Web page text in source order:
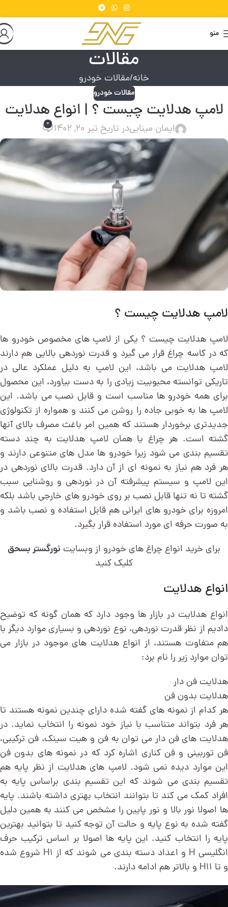
منو
مقالات
خانه مقالات خودرو
مقالات خودرو
لامپ هدلایت چیست ؟ | انواع هدلایت
ایمان میناییدر تاریخ تیر 20, 1402 0
لامپ هدلایت چیست ؟
لامپ هدلایت چیست ؟ یکی از لامپ های مخصوص خودرو ها
که در کاسه چراغ قرار می گیرد و قدرت نوردهی بالایی هم دارند
لامپ هدلایت می باشد، این لامپ به دلیل عملکرد عالی در
تاریکی توانسته محبوبیت زیادی را به دست بیاورد، این محصول
برای همه خودرو ها مناسب است و قابل نصب می باشد. این
لامپ ها به خوبی جاده را روشن می کنند و همواره از تکنولوژی
جدیدتری برخوردار هستند که همین امر باغث مصرف بالای آنها
گشته است. هر چراغ یا همان لامپ هدلایت به چند دسته
تقسیم بندی می شود زیرا خودرو ها مدل های متنوعی دارند و
هر فرد هم نیاز به نمونه ای از آن دارد. قدرت بالای نوردهی در
این لامپ و سیستم پیشرفته آن در نوردهی و روشنایی سبب
گشته تا نه تنها قابل نصب بر روی خودرو های خارجی باشد بلکه
امروزه برای خودرو های ایرانی هم قابل استفاده و نصب باشد و
به صورت حرفه ای مورد استفاده قرار بگیرد.
برای خرید انواع چراغ های خودرو از وبسایت نورگستر بسحق
کلیک کنید
انواع هدلایت
انواع هدلایت در بازار ها وجود دارد که همان گونه که توضیح
دادیم از نظر قدرت نوردهی، نوع نوردهی و بسیاری موارد دیگر با
هم متفاوت هستند، از انواع هدلایت های موجود در بازار می
توان موارد زیر را نام برد:
هدلایت فن دار
هدلایت بدون فن
هر کدام از نمونه های گفته شده دارای چندین نمونه هستند تا
هر فرد بتواند متناسب با نیاز خود نمونه را انتخاب نماید. در
هدلایت های فن دار می توان به فن و هیت سینک، فن ترکیبی،
فن توربینی و فن کناری اشاره کرد که در نمونه های بدون فن
این موارد دیده نمی شود. لامپ های هدلایت از نظر پایه هم
تقسیم بندی می شوند که این تقسیم بندی براساس پایه به
افراد کمک می کند تا بتوانند انتخاب بهتری داشته باشند. پایه
ها اصولا نور بالا و نور پایین را مشخص می کنند به همین دلیل
گفته شده به نوع پایه و حالت آن توجه کنید تا بتوانید بهترین
پایه را انتخاب کنید. این پایه ها اصولا بر اساس ترکیب حرف
انگلیسی H و اعداد دسته بندی می شوند که از H1 شروع شده
و تا H11 و بالاتر هم ادامه دارند.